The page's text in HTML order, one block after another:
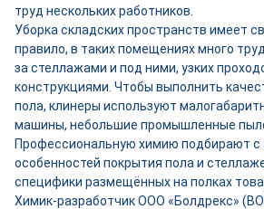
труд нескольких работников.
Уборка складских пространств имеет
правило, в таких помещениях много
за стеллажами и под ними, узких
конструкциями. Чтобы выполнить
пола, клинеры используют
машины, небольшие промышленные
Профессиональную химию подбирают с
особенностей покрытия пола и
специфики размещённых на полках
Химик-разработчик ООО «Болдрекс»